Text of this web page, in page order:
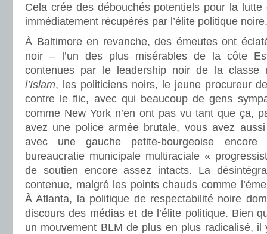
Cela crée des débouchés potentiels pour la
immédiatement récupérés par l’élite politique noire.
À Baltimore en revanche, des émeutes ont
noir – l’un des plus misérables de la côte
contenues par le leadership noir de la
l’Islam, les politiciens noirs, le jeune procureur
contre le flic, avec qui beaucoup de gens
comme New York n’en ont pas vu tant que ça,
avez une police armée brutale, vous avez
avec une gauche petite-bourgeoise encore
bureaucratie municipale multiraciale «
de soutien encore assez intacts. La
contenue, malgré les points chauds comme
À Atlanta, la politique de respectabilité noire
discours des médias et de l’élite politique. Bien
un mouvement BLM de plus en plus radicalisé,